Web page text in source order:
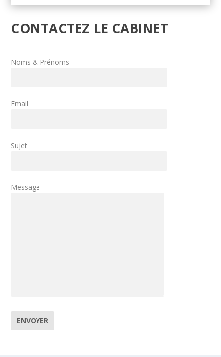
CONTACTEZ LE CABINET
Noms & Prénoms
Email
Sujet
Message